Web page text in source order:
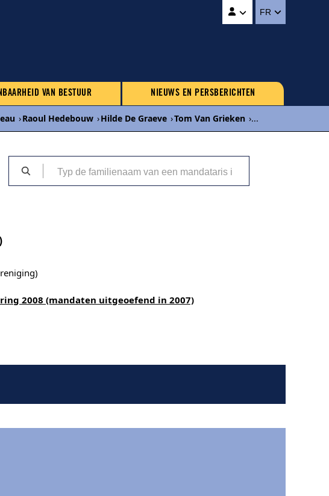
FR
VAN BESTUUR NIEUWS EN PERSBERICHTEN
›Raoul Hedebouw ›Hilde De Graeve ›Tom Van Grieken ›...
2008 (mandaten uitgeoefend in 2007)